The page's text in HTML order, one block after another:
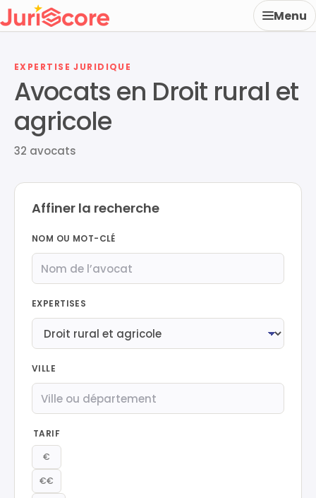
Menu
EXPERTISE JURIDIQUE
Avocats en Droit rural et
agricole
32 avocats
Affiner la recherche
NOM OU MOT-CLÉ
EXPERTISES
VILLE
TARIF
€
€€